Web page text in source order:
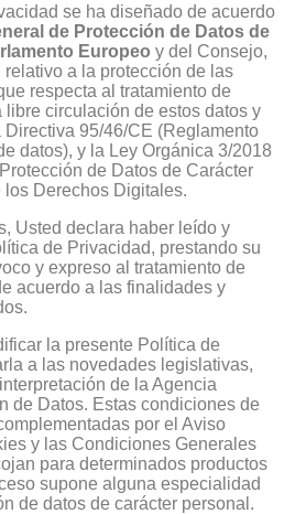
se ha diseñado de acuerdo
de Protección de Datos de
Europeo y del Consejo,
a la protección de las
respecta al tratamiento de
circulación de estos datos y
95/46/CE (Reglamento
datos), y la Ley Orgánica 3/2018
de Datos de Carácter
los Derechos Digitales.
Usted declara haber leído y
de Privacidad, prestando su
y expreso al tratamiento de
acuerdo a las finalidades y
la presente Política de
a las novedades legislativas,
de la Agencia
de Datos. Estas condiciones de
por el Aviso
y las Condiciones Generales
para determinados productos
supone alguna especialidad
de datos de carácter personal.